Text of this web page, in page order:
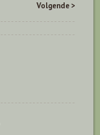
Volgende >